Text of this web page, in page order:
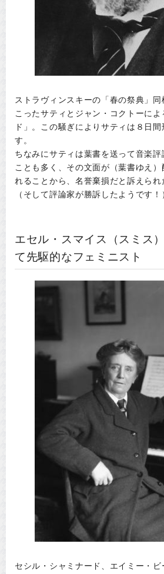
ストラヴィンスキーの「春の祭典」
こったサティとジャン・コクトーに
ド」。この騒ぎによりサティは８日
す。
ちなみにサティは葉書を送って音楽
ことも多く、その文面が（葉書ゆえ
れることから、名誉棄損だと訴えられ
（そして評論家が勝訴したようです！
エセル・スマイス（スミス
て先駆的なフェミニスト
セシル・シャミナード、エイミー・